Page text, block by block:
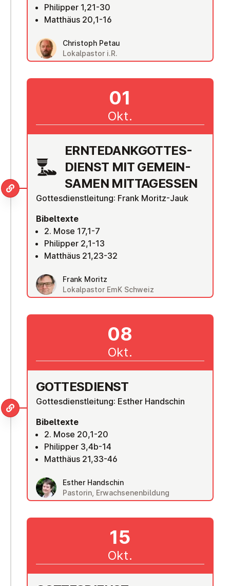
Philipper 1,21-30
Matthäus 20,1-16
Christoph Petau
Lokalpastor i.R.
ERN­TE­DANK­GOT­TES­
DIENST MIT GE­MEIN­
SA­MEN MIT­TAG­ESSEN
Gottesdienstleitung: Frank Moritz-Jauk
Bibeltexte
2. Mose 17,1-7
Philipper 2,1-13
Matthäus 21,23-32
Frank Moritz
Lokalpastor EmK Schweiz
01
Okt.
GOT­TES­DIENST
Gottesdienstleitung: Esther Handschin
Bibeltexte
2. Mose 20,1-20
Philipper 3,4b-14
Matthäus 21,33-46
Esther Handschin
Pastorin, Erwachsenenbildung
08
Okt.
15
Okt.